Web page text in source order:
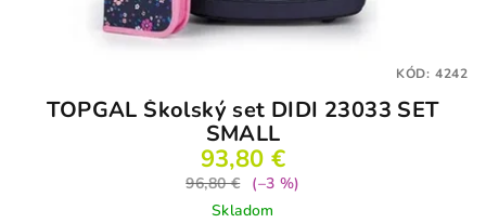
TOPGAL Školský set DIDI 23033 SET
SMALL
93,80 €
96,80 €
(–3 %)
Skladom
KÓD: 4242